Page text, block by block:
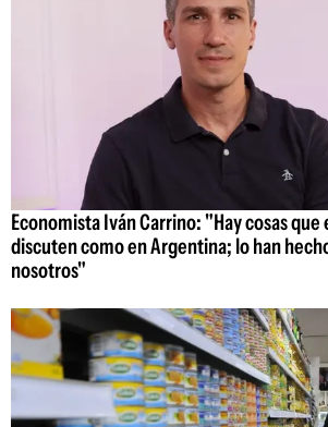
Economista Iván Carrino: "Hay cosas que
discuten como en Argentina; lo han
nosotros"